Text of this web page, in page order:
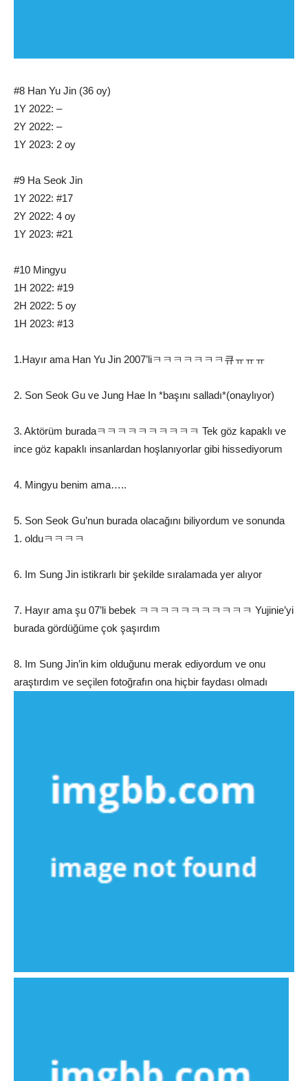
#8 Han Yu Jin (36 oy)
1Y 2022: –
2Y 2022: –
1Y 2023: 2 oy
#9 Ha Seok Jin
1Y 2022: #17
2Y 2022: 4 oy
1Y 2023: #21
#10 Mingyu
1H 2022: #19
2H 2022: 5 oy
1H 2023: #13
1.Hayır ama Han Yu Jin 2007’liㅋㅋㅋㅋㅋㅋㅋ큐ㅠㅠㅠ
2. Son Seok Gu ve Jung Hae In *başını salladı*(onaylıyor)
3. Aktörüm buradaㅋㅋㅋㅋㅋㅋㅋㅋㅋㅋ Tek göz kapaklı ve
ince göz kapaklı insanlardan hoşlanıyorlar gibi hissediyorum
4. Mingyu benim ama…..
5. Son Seok Gu’nun burada olacağını biliyordum ve sonunda
1. olduㅋㅋㅋㅋ
6. Im Sung Jin istikrarlı bir şekilde sıralamada yer alıyor
7. Hayır ama şu 07’li bebek ㅋㅋㅋㅋㅋㅋㅋㅋㅋㅋㅋ Yujinie’yi
burada gördüğüme çok şaşırdım
8. Im Sung Jin’in kim olduğunu merak ediyordum ve onu
araştırdım ve seçilen fotoğrafın ona hiçbir faydası olmadı